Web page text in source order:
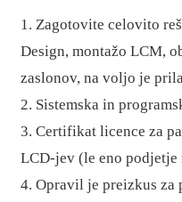
1. Zagotovite celovito
Design, montažo LCM,
zaslonov, na voljo je
2. Sistemska in
3. Certifikat licence za
LCD-jev (le eno
4. Opravil je preizkus za